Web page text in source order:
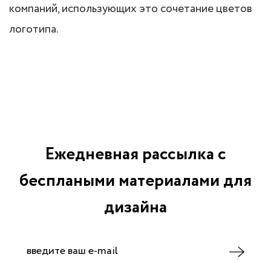
компаний, использующих это сочетание цветов
логотипа.
Ежедневная рассылка с
бесплаными материалами для
дизайна